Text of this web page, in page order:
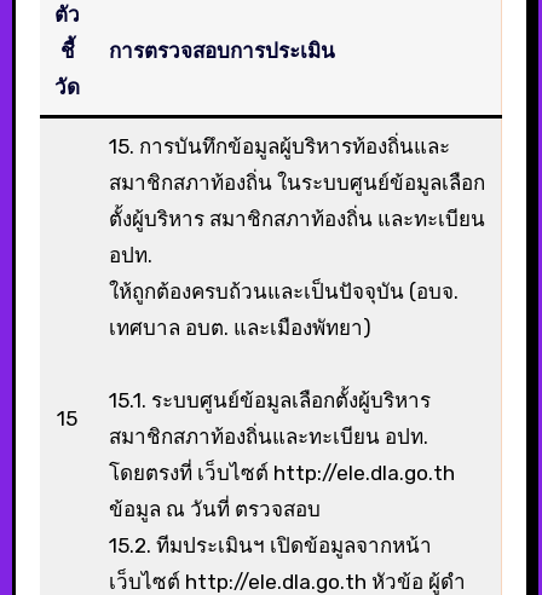
ตัว
ชี้
วัด
การตรวจสอบการประเมิน
15
15. การบันทึกข้อมูลผู้บริหารท้องถิ่นและ
สมาชิกสภาท้องถิ่น ในระบบศูนย์ข้อมูลเลือก
ตั้งผู้บริหาร สมาชิกสภาท้องถิ่น และทะเบียน
อปท.
ให้ถูกต้องครบถ้วนและเป็นปัจจุบัน (อบจ.
เทศบาล อบต. และเมืองพัทยา)
15.1. ระบบศูนย์ข้อมูลเลือกตั้งผู้บริหาร
สมาชิกสภาท้องถิ่นและทะเบียน อปท.
โดยตรงที่ เว็บไซต์ http://ele.dla.go.th
ข้อมูล ณ วันที่ ตรวจสอบ
15.2. ทีมประเมินฯ เปิดข้อมูลจากหน้า
เว็บไซต์ http://ele.dla.go.th หัวข้อ ผู้ดํา